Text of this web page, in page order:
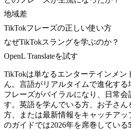
地域差
TikTokフレーズの正しい使い方
なぜTikTokスラングを学ぶのか？
OpenL Translateを試す
TikTokは単なるエンターテインメン
ん。言語がリアルタイムで進化す
フレーズがバイラルになり、日常会
す。英語を学んでいる方、お子さん
方、または最新情報をキャッチアッ
のガイドでは2026年を席巻している